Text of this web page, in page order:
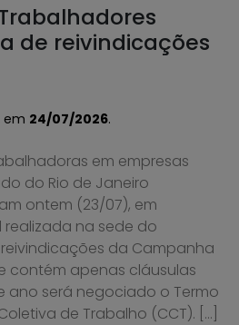
de reivindicações
em 24/07/2026.
em empresas
do Rio de Janeiro
ontem (23/07), em
realizada na sede do
da Campanha
contém apenas cláusulas
ano será negociado o Termo
de Trabalho (CCT). […]